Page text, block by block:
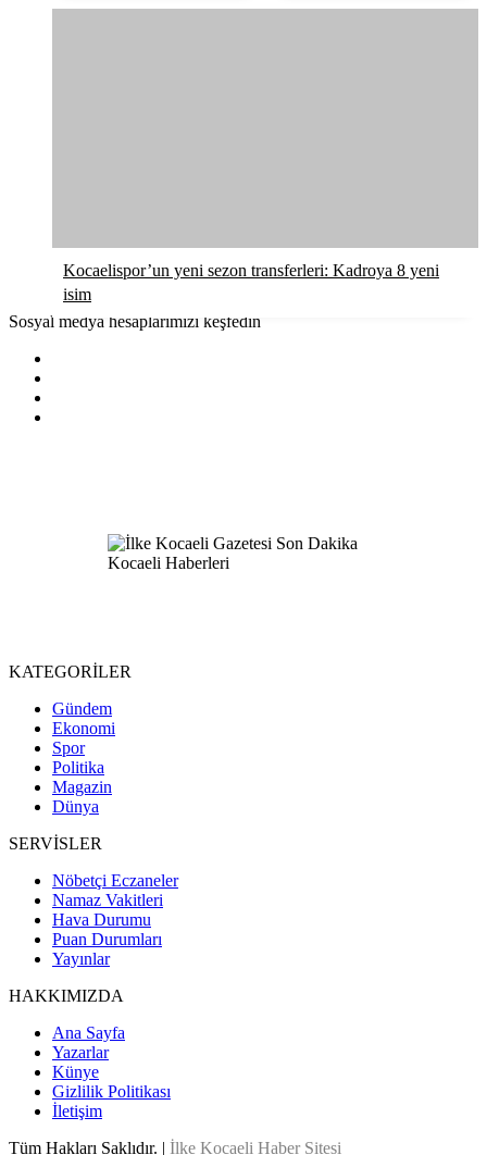
Kocaelispor’un yeni sezon transferleri: Kadroya 8 yeni
isim
Sosyal medya hesaplarımızı keşfedin
KATEGORİLER
Gündem
Ekonomi
Spor
Politika
Magazin
Dünya
SERVİSLER
Nöbetçi Eczaneler
Namaz Vakitleri
Hava Durumu
Puan Durumları
Yayınlar
HAKKIMIZDA
Ana Sayfa
Yazarlar
Künye
Gizlilik Politikası
İletişim
Tüm Hakları Saklıdır. | İlke Kocaeli Haber Sitesi